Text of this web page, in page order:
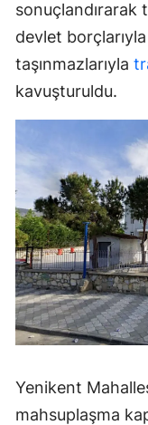
sonuçlandırarak
devlet
taşınmazlarıyla
kavuşturuldu.
Yenikent
mahsuplaşma